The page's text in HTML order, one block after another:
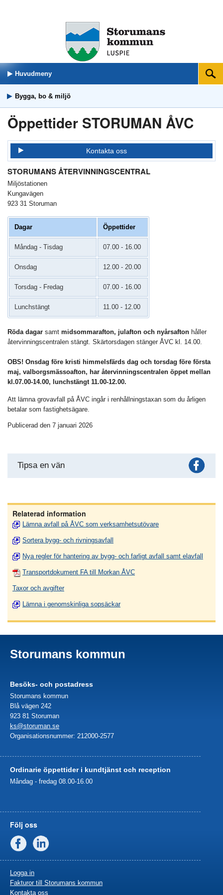
Huvudmeny Sök
Bygga, bo & miljö
Öppettider STORUMAN ÅVC
Kontakta oss
STORUMANS ÅTERVINNINGSCENTRAL
Miljöstationen
Kungavägen
923 31 Storuman
Dagar Öppettider
Måndag - Tisdag 07.00 - 16.00
Onsdag 12.00 - 20.00
Torsdag - Fredag 07.00 - 16.00
Lunchstängt 11.00 - 12.00
Röda dagar samt midsommarafton, julafton och nyårsafton håller
återvinningscentralen stängt. Skärtorsdagen stänger ÅVC kl. 14.00.
OBS! Onsdag före kristi himmelsfärds dag och torsdag före första
maj, valborgsmässoafton, har återvinningscentralen öppet mellan
kl.07.00-14.00, lunchstängt 11.00-12.00.
Att lämna grovavfall på ÅVC ingår i renhållningstaxan som du årligen
betalar som fastighetsägare.
Publicerad den 7 januari 2026
Tipsa en vän
Relaterad information
Lämna avfall på ÅVC som verksamhetsutövare
Sortera bygg- och rivningsavfall
Nya regler för hantering av bygg- och farligt avfall samt elavfall
Transportdokument FA till Morkan ÅVC
Taxor och avgifter
Lämna i genomskinliga sopsäckar
Storumans kommun
Besöks- och postadress
Storumans kommun
Blå vägen 242
923 81 Storuman
ks@storuman.se
Organisationsnummer: 212000-2577
Ordinarie öppettider i kundtjänst och reception
Måndag - fredag 08.00-16.00
Följ oss
Facebook
Logga in
Fakturor till Storumans kommun
Kontakta oss